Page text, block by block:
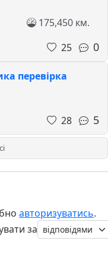
175,450 км.
25
0
перевірка
28
5
авторизуватись.
за